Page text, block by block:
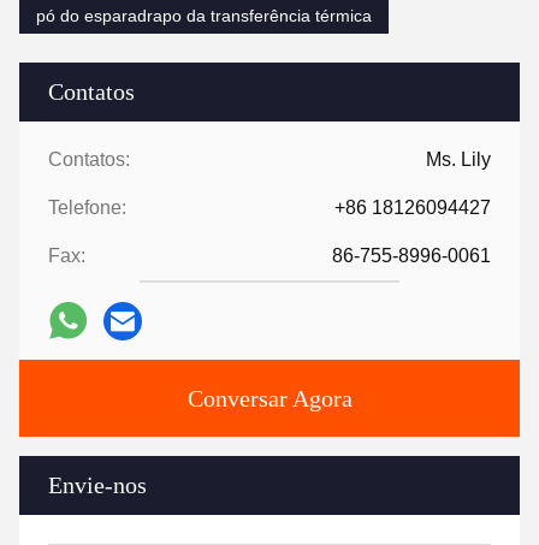
Contatos
Contatos: Ms. Lily
Telefone: +86 18126094427
Fax: 86-755-8996-0061
Conversar Agora
Envie-nos
pó do esparadrapo da transferência térmica